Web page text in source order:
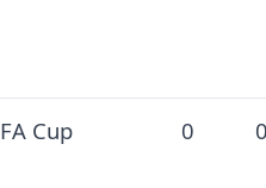
FA Cup 0